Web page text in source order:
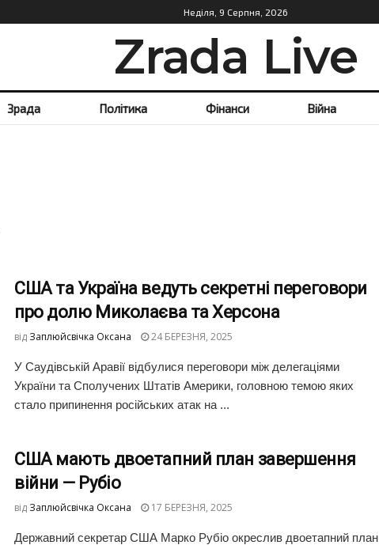
Неділя, 9 Серпня, 2026
Zrada Live
Зрада Політика Фінанси Війна
США та Україна ведуть секретні переговори
про долю Миколаєва та Херсона
від Заплюйсвічка Оксана 24 БЕРЕЗНЯ, 2025
У Саудівській Аравії відбулися переговори між делегаціями
України та Сполучених Штатів Америки, головною темою яких
стало припинення російських атак на ...
США мають двоетапний план завершення
війни — Рубіо
від Заплюйсвічка Оксана 17 БЕРЕЗНЯ, 2025
Державний секретар США Марко Рубіо окреслив двоетапний план